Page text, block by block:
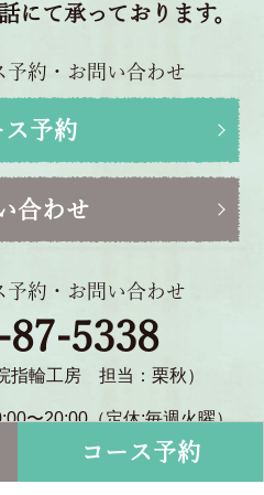
にて承っております。
予約・お問い合わせ
ス予約
合わせ
予約・お問い合わせ
87-5338
指輪工房 担当：栗秋）
〜20:00（定休:毎週火曜）
市湯布院町川北1770-2
コース予約